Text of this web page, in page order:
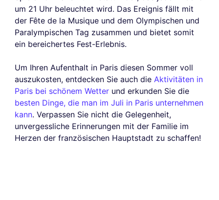
um 21 Uhr beleuchtet wird. Das Ereignis fällt mit
der Fête de la Musique und dem Olympischen und
Paralympischen Tag zusammen und bietet somit
ein bereichertes Fest-Erlebnis.
Um Ihren Aufenthalt in Paris diesen Sommer voll
auszukosten, entdecken Sie auch die Aktivitäten in
Paris bei schönem Wetter und erkunden Sie die
besten Dinge, die man im Juli in Paris unternehmen
kann. Verpassen Sie nicht die Gelegenheit,
unvergessliche Erinnerungen mit der Familie im
Herzen der französischen Hauptstadt zu schaffen!